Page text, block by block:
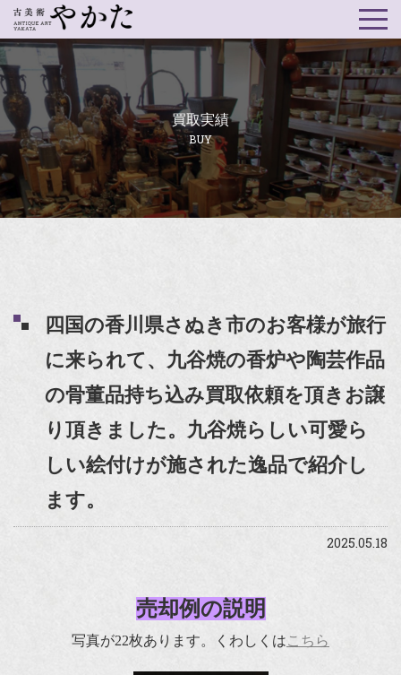
買取実績
BUY
四国の香川県さぬき市のお客様が旅行
に来られて、九谷焼の香炉や陶芸作品
の骨董品持ち込み買取依頼を頂きお譲
り頂きました。九谷焼らしい可愛ら
しい絵付けが施された逸品で紹介し
ます。
2025.05.18
売却例の説明
写真が22枚あります。くわしくはこちら